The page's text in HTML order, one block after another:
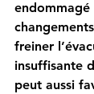
freiner
insuffisante
peut aussi